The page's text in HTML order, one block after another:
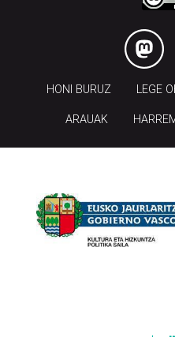
HONI BURUZ LEGE
ARAUAK